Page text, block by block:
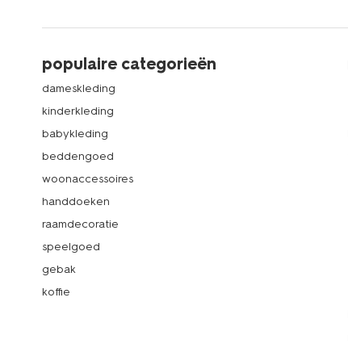
populaire categorieën
dameskleding
kinderkleding
babykleding
beddengoed
woonaccessoires
handdoeken
raamdecoratie
speelgoed
gebak
koffie